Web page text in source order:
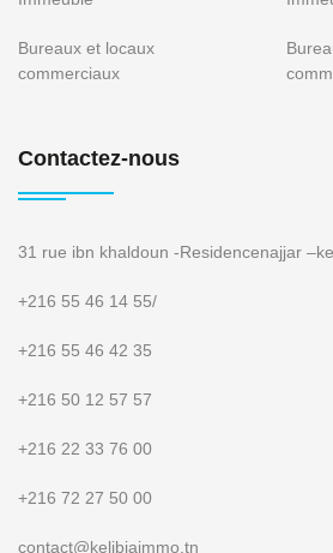
Bureaux et locaux
commerciaux
Contactez-nous
31 rue ibn khaldoun -Residencenajjar
+216 55 46 14 55/
+216 55 46 42 35
+216 50 12 57 57
+216 22 33 76 00
+216 72 27 50 00
contact@kelibiaimmo.tn